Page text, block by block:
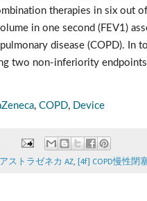
therapies in six out
in one second (FEV1)
disease (COPD). In
two non-inferiority
, COPD, Device
アストラゼネカ AZ, [4f] COPD慢性閉